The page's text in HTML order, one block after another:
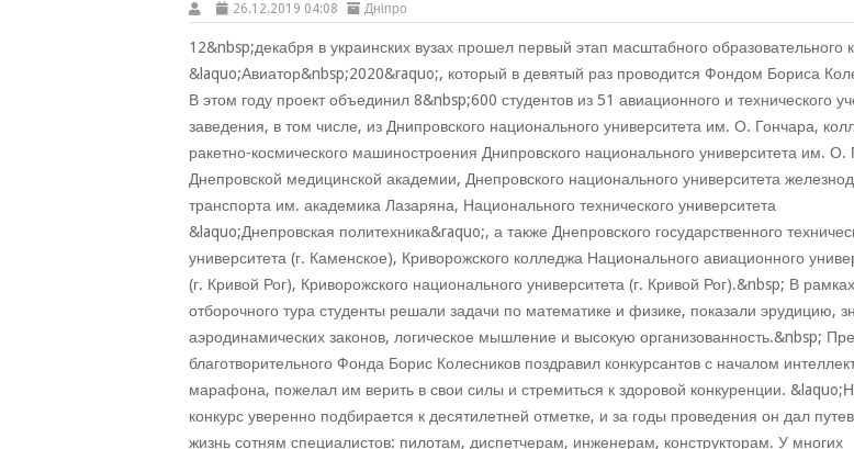
26.12.2019 04:08 Дніпро
12&nbsp;декабря в украинских вузах прошел первый этап масштабного образовательного
&laquo;Авиатор&nbsp;2020&raquo;, который в девятый раз проводится Фондом Бориса
В этом году проект объединил 8&nbsp;600 студентов из 51 авиационного и технического
заведения, в том числе, из Днипровского национального университета им. О. Гончара,
ракетно-космического машиностроения Днипровского национального университета им. О.
Днепровской медицинской академии, Днепровского национального университета
транспорта им. академика Лазаряна, Национального технического университета
&laquo;Днепровская политехника&raquo;, а также Днепровского государственного
университета (г. Каменское), Криворожского колледжа Национального авиационного
(г. Кривой Рог), Криворожского национального университета (г. Кривой Рог).&nbsp; В
отборочного тура студенты решали задачи по математике и физике, показали эрудицию,
аэродинамических законов, логическое мышление и высокую организованность.&nbsp;
благотворительного Фонда Борис Колесников поздравил конкурсантов с началом
марафона, пожелал им верить в свои силы и стремиться к здоровой конкуренции.
конкурс уверенно подбирается к десятилетней отметке, и за годы проведения он дал
жизнь сотням специалистов: пилотам, диспетчерам, инженерам, конструкторам. У многих